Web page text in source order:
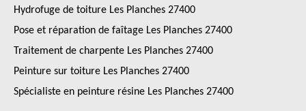
Hydrofuge de toiture Les Planches 27400
Pose et réparation de faîtage Les Planches 27400
Traitement de charpente Les Planches 27400
Peinture sur toiture Les Planches 27400
Spécialiste en peinture résine Les Planches 27400